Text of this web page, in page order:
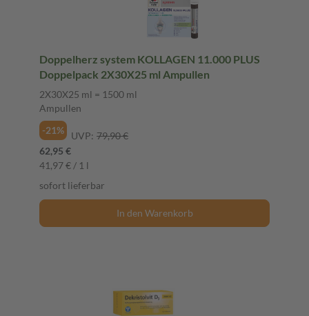
Doppelherz system KOLLAGEN 11.000 PLUS
Doppelpack 2X30X25 ml Ampullen
2X30X25 ml = 1500 ml
Ampullen
-21%
UVP: 79,90 €
62,95 €
41,97 € / 1 l
sofort lieferbar
In den Warenkorb